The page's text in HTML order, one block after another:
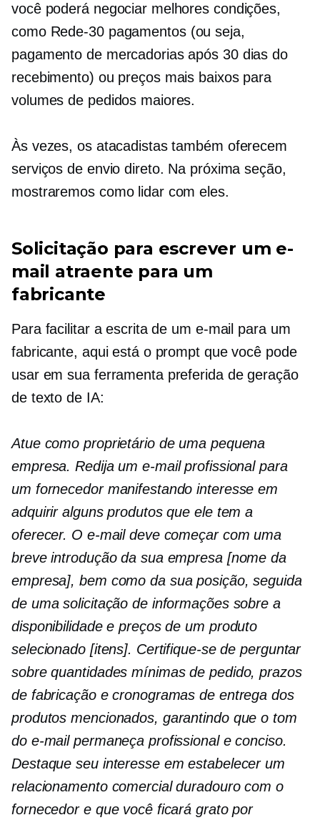
você poderá negociar melhores condições,
como Rede-30pagamentos (ou seja,
pagamento de mercadorias após 30 dias do
recebimento) ou preços mais baixos para
volumes de pedidos maiores.
Às vezes, os atacadistas também oferecem
serviços de envio direto. Na próxima seção,
mostraremos como lidar com eles.
Solicitação para escrever um e-
mail atraente para um
fabricante
Para facilitar a escrita de um e-mail para um
fabricante, aqui está o prompt que você pode
usar em sua ferramenta preferida de geração
de texto de IA:
Atue como proprietário de uma pequena
empresa. Redija um e-mail profissional para
um fornecedor manifestando interesse em
adquirir alguns produtos que ele tem a
oferecer. O e-mail deve começar com uma
breve introdução da sua empresa [nome da
empresa], bem como da sua posição, seguida
de uma solicitação de informações sobre a
disponibilidade e preços de um produto
selecionado [itens]. Certifique-se de perguntar
sobre quantidades mínimas de pedido, prazos
de fabricação e cronogramas de entrega dos
produtos mencionados, garantindo que o tom
do e-mail permaneça profissional e conciso.
Destaque seu interesse em estabelecer um
relacionamento comercial duradouro com o
fornecedor e que você ficará grato por